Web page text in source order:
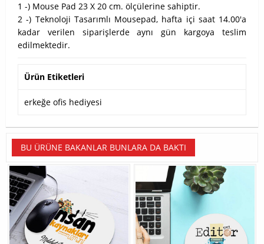
1 -) Mouse Pad 23 X 20 cm. ölçülerine sahiptir.
2 -) Teknoloji Tasarımlı Mousepad, hafta içi saat 14.00'a
kadar verilen siparişlerde aynı gün kargoya teslim
edilmektedir.
Ürün Etiketleri
erkeğe ofis hediyesi
BU ÜRÜNE BAKANLAR BUNLARA DA BAKTI